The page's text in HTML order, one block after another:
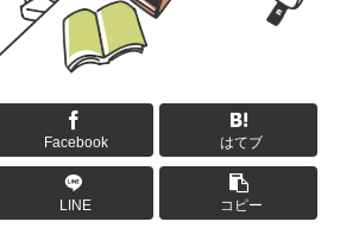
Facebook はてブ
LINE コピー